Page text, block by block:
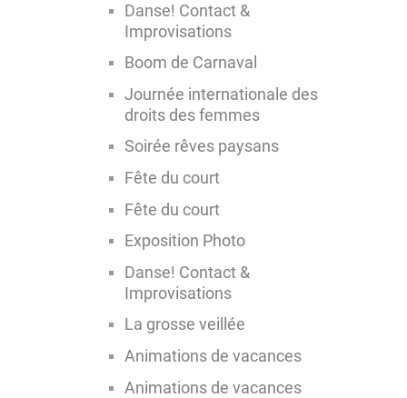
Danse! Contact &
Improvisations
Boom de Carnaval
Journée internationale des
droits des femmes
Soirée rêves paysans
Fête du court
Fête du court
Exposition Photo
Danse! Contact &
Improvisations
La grosse veillée
Animations de vacances
Animations de vacances